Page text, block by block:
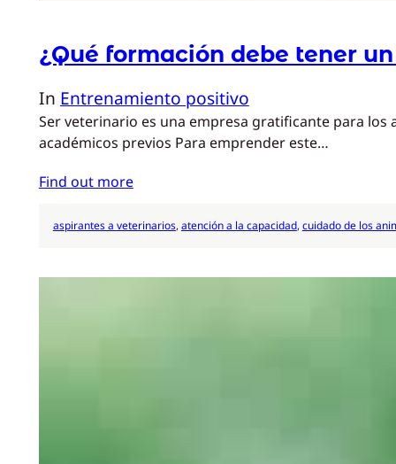
¿Qué formación debe tener
In Entrenamiento positivo
Ser veterinario es una empresa gratificante para
académicos previos Para emprender este…
Find out more
aspirantes a veterinarios, atención a la capacidad, cuidado de los